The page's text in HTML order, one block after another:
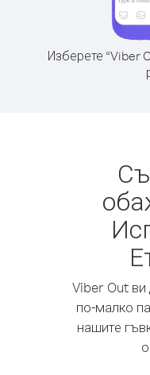
Изберете “Viber
Viber Out ви
по-малко
нашите